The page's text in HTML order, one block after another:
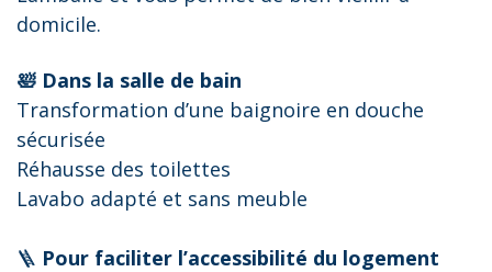
domicile.
🛀 Dans la salle de bain
Transformation d’une baignoire en douche
sécurisée
Réhausse des toilettes
Lavabo adapté et sans meuble
🪜 Pour faciliter l’accessibilité du logement